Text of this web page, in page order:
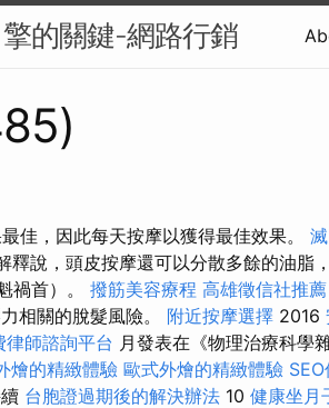
的關鍵-網路行銷
佳，因此每天按摩以獲得最佳效果。
釋說，頭皮按摩還可以分散多餘的油脂
禍首）。 撥筋美容療程 高雄徵信社推薦
相關的脫髮風險。 附近按摩選擇 2016
律師諮詢平台 月發表在《物理治療科學
燴的精緻體驗 歐式外燴的精緻體驗 SEO
台胞證過期後的解決辦法 10 健康坐月